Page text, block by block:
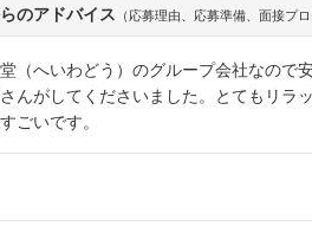
のアドバイス （応募理由、応募準備、面接プロ
（へいわどう）のグループ会社なので
んがしてくださいました。とてもリラ
ごいです。